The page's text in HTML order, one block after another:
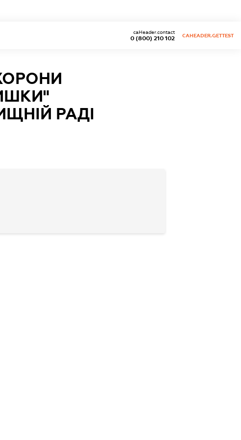
0 (800) 210 102
caHeader.contact
CAHEADER.GETTEST
РАДІ